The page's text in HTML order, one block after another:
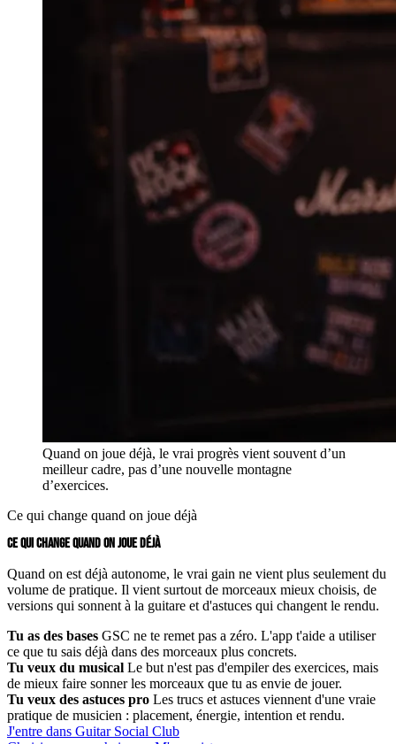
Quand on joue déjà, le vrai progrès vient souvent d’un
meilleur cadre, pas d’une nouvelle montagne
d’exercices.
Ce qui change quand on joue déjà
CE QUI CHANGE QUAND ON JOUE DÉJÀ
Quand on est déjà autonome, le vrai gain ne vient plus seulement du
volume de pratique. Il vient surtout de morceaux mieux choisis, de
versions qui sonnent à la guitare et d'astuces qui changent le rendu.
Tu as des bases GSC ne te remet pas a zéro. L'app t'aide a utiliser
ce que tu sais déjà dans des morceaux plus concrets.
Tu veux du musical Le but n'est pas d'empiler des exercices, mais
de mieux faire sonner les morceaux que tu as envie de jouer.
Tu veux des astuces pro Les trucs et astuces viennent d'une vraie
pratique de musicien : placement, énergie, intention et rendu.
J'entre dans Guitar Social Club